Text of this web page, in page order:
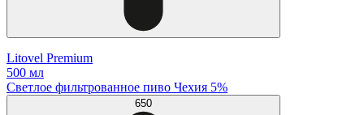
Litovel Premium
500 мл
Светлое фильтрованное пиво Чехия 5%
650